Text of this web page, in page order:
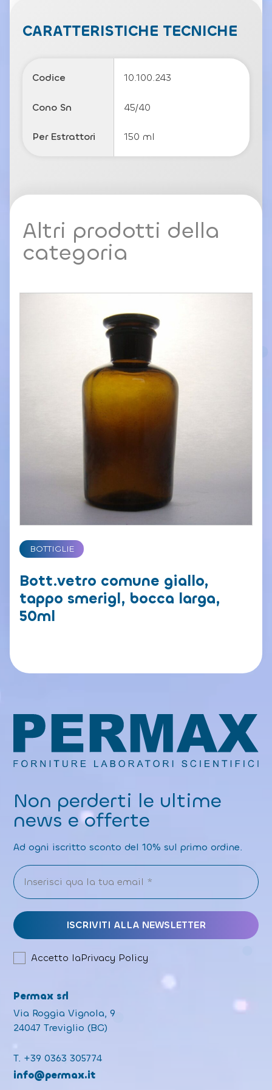
c
y
li
CARATTERISTICHE TECNICHE
Codice 10.100.243
Cono Sn 45/40
Per Estrattori 150 ml
Altri prodotti della
categoria
BOTTIGLIE
Bott.vetro comune giallo,
tappo smerigl, bocca larga,
50ml
Non perderti le ultime
news e offerte
Ad ogni iscritto sconto del 10% sul primo ordine.
Accetto laPrivacy Policy
Permax srl
Via Roggia Vignola, 9
24047 Treviglio (BG)
T. +39 0363 305774
info@permax.it